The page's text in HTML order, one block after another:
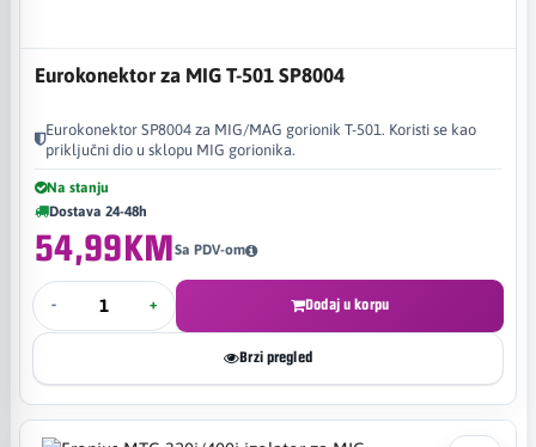
Eurokonektor za MIG T-501 SP8004
Eurokonektor SP8004 za MIG/MAG gorionik T-501. Koristi se kao
priključni dio u sklopu MIG gorionika.
Na stanju
Dostava 24-48h
54,99KMSa PDV-om
- + Dodaj u korpu
Brzi pregled